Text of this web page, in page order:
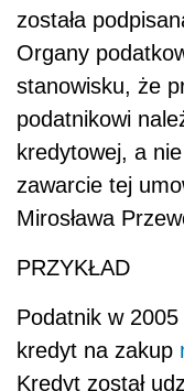
została
Organy
stanowisku, że
podatnikowi
kredytowej, a
zawarcie tej
Mirosława
PRZYKŁAD
Podatnik w 2005
kredyt na zakup
Kredyt został